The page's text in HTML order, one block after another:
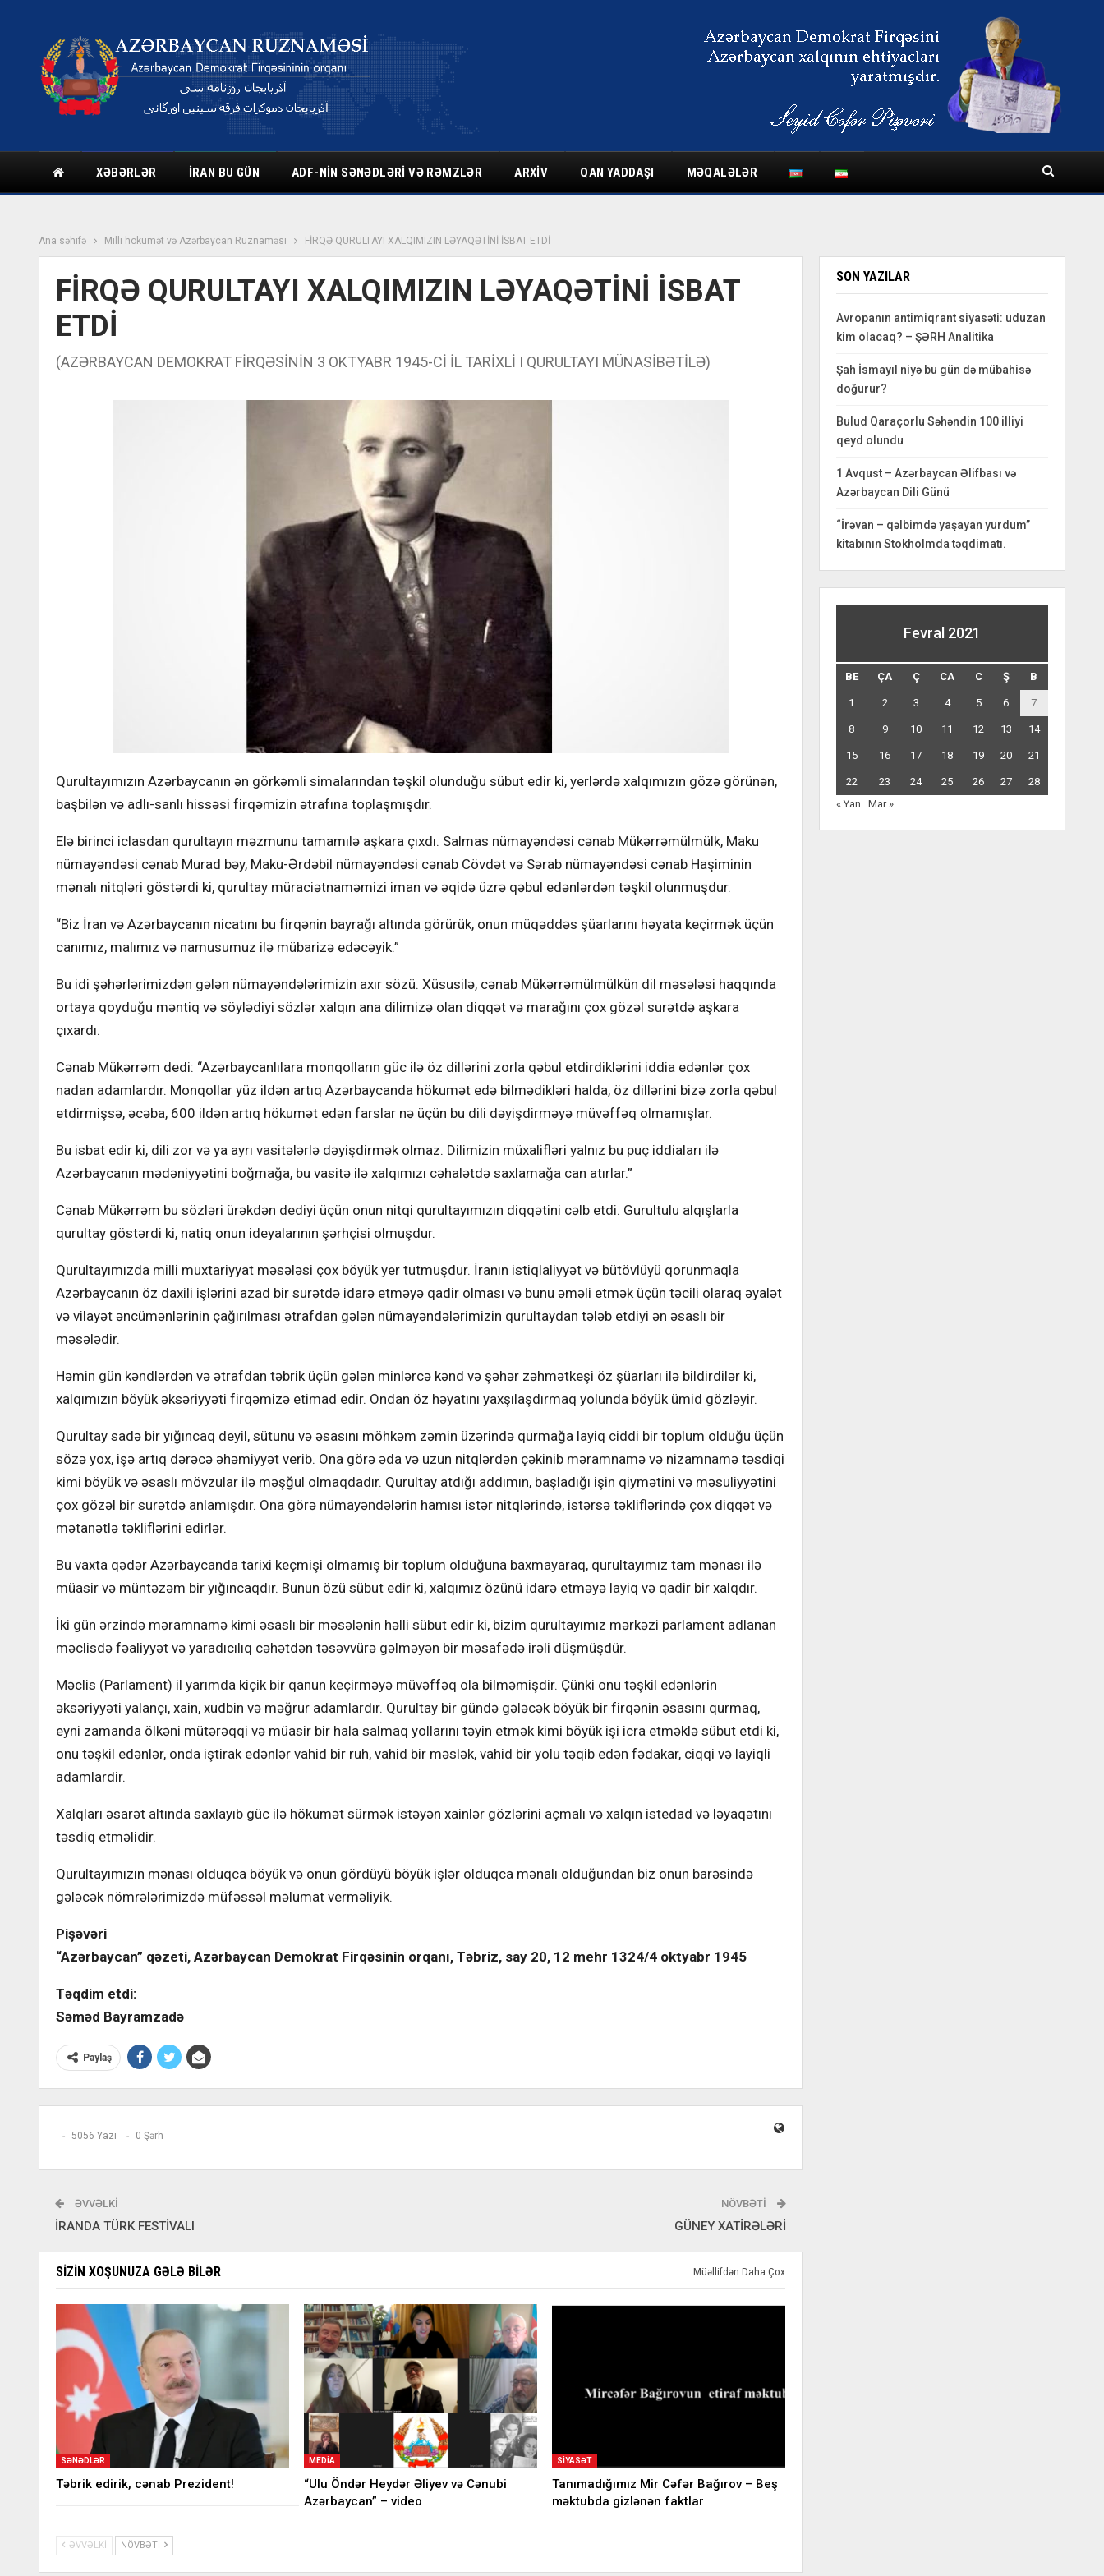
XƏBƏRLƏR İRAN BU GÜN ADF-NIN SƏNƏDLƏRI VƏ RƏMZLƏR ARXIV QAN YADDAŞI MƏQALƏLƏR
Ana səhifə Milli hökümət və Azərbaycan Ruznaməsi FİRQƏ QURULTAYI XALQIMIZIN LƏYAQƏTİNİ İSBAT ETDİ
FİRQƏ QURULTAYI XALQIMIZIN LƏYAQƏTİNİ İSBAT
ETDİ
(AZƏRBAYCAN DEMOKRAT FİRQƏSİNİN 3 OKTYABR 1945-Cİ İL TARİXLİ I QURULTAYI MÜNASİBƏTİLƏ)
Qurultayımızın Azərbaycanın ən görkəmli simalarından təşkil olunduğu sübut edir ki, yerlərdə xalqımızın gözə görünən,
başbilən və adlı-sanlı hissəsi firqəmizin ətrafına toplaşmışdır.
Elə birinci iclasdan qurultayın məzmunu tamamılə aşkara çıxdı. Salmas nümayəndəsi cənab Mükərrəmülmülk, Maku
nümayəndəsi cənab Murad bəy, Maku-Ərdəbil nümayəndəsi cənab Cövdət və Sərab nümayəndəsi cənab Haşiminin
mənalı nitqləri göstərdi ki, qurultay müraciətnaməmizi iman və əqidə üzrə qəbul edənlərdən təşkil olunmuşdur.
“Biz İran və Azərbaycanın nicatını bu firqənin bayrağı altında görürük, onun müqəddəs şüarlarını həyata keçirmək üçün
canımız, malımız və namusumuz ilə mübarizə edəcəyik.”
Bu idi şəhərlərimizdən gələn nümayəndələrimizin axır sözü. Xüsusilə, cənab Mükərrəmülmülkün dil məsələsi haqqında
ortaya qoyduğu məntiq və söylədiyi sözlər xalqın ana dilimizə olan diqqət və marağını çox gözəl surətdə aşkara
çıxardı.
Cənab Mükərrəm dedi: “Azərbaycanlılara monqolların güc ilə öz dillərini zorla qəbul etdirdiklərini iddia edənlər çox
nadan adamlardır. Monqollar yüz ildən artıq Azərbaycanda hökumət edə bilmədikləri halda, öz dillərini bizə zorla qəbul
etdirmişsə, əcəba, 600 ildən artıq hökumət edən farslar nə üçün bu dili dəyişdirməyə müvəffəq olmamışlar.
Bu isbat edir ki, dili zor və ya ayrı vasitələrlə dəyişdirmək olmaz. Dilimizin müxalifləri yalnız bu puç iddiaları ilə
Azərbaycanın mədəniyyətini boğmağa, bu vasitə ilə xalqımızı cəhalətdə saxlamağa can atırlar.”
Cənab Mükərrəm bu sözləri ürəkdən dediyi üçün onun nitqi qurultayımızın diqqətini cəlb etdi. Gurultulu alqışlarla
qurultay göstərdi ki, natiq onun ideyalarının şərhçisi olmuşdur.
Qurultayımızda milli muxtariyyat məsələsi çox böyük yer tutmuşdur. İranın istiqlaliyyət və bütövlüyü qorunmaqla
Azərbaycanın öz daxili işlərini azad bir surətdə idarə etməyə qadir olması və bunu əməli etmək üçün təcili olaraq əyalət
və vilayət əncümənlərinin çağırılması ətrafdan gələn nümayəndələrimizin qurultaydan tələb etdiyi ən əsaslı bir
məsələdir.
Həmin gün kəndlərdən və ətrafdan təbrik üçün gələn minlərcə kənd və şəhər zəhmətkeşi öz şüarları ilə bildirdilər ki,
xalqımızın böyük əksəriyyəti firqəmizə etimad edir. Ondan öz həyatını yaxşılaşdırmaq yolunda böyük ümid gözləyir.
Qurultay sadə bir yığıncaq deyil, sütunu və əsasını möhkəm zəmin üzərində qurmağa layiq ciddi bir toplum olduğu üçün
sözə yox, işə artıq dərəcə əhəmiyyət verib. Ona görə əda və uzun nitqlərdən çəkinib məramnamə və nizamnamə təsdiqi
kimi böyük və əsaslı mövzular ilə məşğul olmaqdadır. Qurultay atdığı addımın, başladığı işin qiymətini və məsuliyyətini
çox gözəl bir surətdə anlamışdır. Ona görə nümayəndələrin hamısı istər nitqlərində, istərsə təkliflərində çox diqqət və
mətanətlə təkliflərini edirlər.
Bu vaxta qədər Azərbaycanda tarixi keçmişi olmamış bir toplum olduğuna baxmayaraq, qurultayımız tam mənası ilə
müasir və müntəzəm bir yığıncaqdır. Bunun özü sübut edir ki, xalqımız özünü idarə etməyə layiq və qadir bir xalqdır.
İki gün ərzində məramnamə kimi əsaslı bir məsələnin həlli sübut edir ki, bizim qurultayımız mərkəzi parlament adlanan
məclisdə fəaliyyət və yaradıcılıq cəhətdən təsəvvürə gəlməyən bir məsafədə irəli düşmüşdür.
Məclis (Parlament) il yarımda kiçik bir qanun keçirməyə müvəffəq ola bilməmişdir. Çünki onu təşkil edənlərin
əksəriyyəti yalançı, xain, xudbin və məğrur adamlardır. Qurultay bir gündə gələcək böyük bir firqənin əsasını qurmaq,
eyni zamanda ölkəni mütərəqqi və müasir bir hala salmaq yollarını təyin etmək kimi böyük işi icra etməklə sübut etdi ki,
onu təşkil edənlər, onda iştirak edənlər vahid bir ruh, vahid bir məslək, vahid bir yolu təqib edən fədakar, ciqqi və layiqli
adamlardir.
Xalqları əsarət altında saxlayıb güc ilə hökumət sürmək istəyən xainlər gözlərini açmalı və xalqın istedad və ləyaqətını
təsdiq etməlidir.
Qurultayımızın mənası olduqca böyük və onun gördüyü böyük işlər olduqca mənalı olduğundan biz onun barəsində
gələcək nömrələrimizdə müfəssəl məlumat verməliyik.
Pişəvəri
“Azərbaycan” qəzeti, Azərbaycan Demokrat Firqəsinin orqanı, Təbriz, say 20, 12 mehr 1324/4 oktyabr 1945
Təqdim etdi:
Səməd Bayramzadə
Paylaş
5056 Yazı 0 Şərh
ƏVVƏLKI
İRANDA TÜRK FESTİVALI
NÖVBƏTI
GÜNEY XATİRƏLƏRİ
SIZIN XOŞUNUZA GƏLƏ BILƏR Müəllifdən Daha Çox
SƏNƏDLƏR
Təbrik edirik, cənab Prezident!
MEDIA
“Ulu Öndər Heydər Əliyev və Cənubi
Azərbaycan” – video
SIYASƏT
Tanımadığımız Mir Cəfər Bağırov – Beş
məktubda gizlənən faktlar
ƏVVƏLKI NÖVBƏTI
SON YAZILAR
Avropanın antimiqrant siyasəti: uduzan
kim olacaq? – ŞƏRH Analitika
Şah İsmayıl niyə bu gün də mübahisə
doğurur?
Bulud Qaraçorlu Səhəndin 100 illiyi
qeyd olundu
1 Avqust – Azərbaycan Əlifbası və
Azərbaycan Dili Günü
“İrəvan – qəlbimdə yaşayan yurdum”
kitabının Stokholmda təqdimatı.
Fevral 2021
BE ÇA Ç CA C Ş B
1 2 3 4 5 6 7
8 9 10 11 12 13 14
15 16 17 18 19 20 21
22 23 24 25 26 27
28
« Yan
Mar »